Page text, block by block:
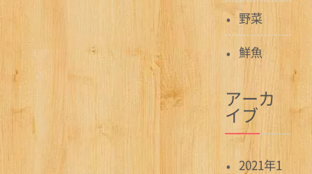
野菜
鮮魚
アーカ
イブ
2021年1